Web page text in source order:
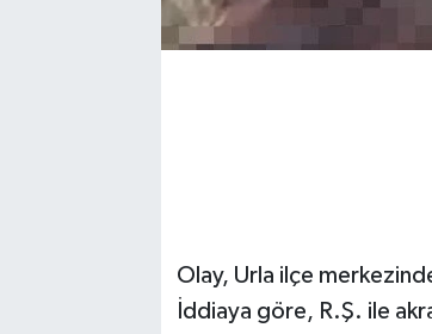
Olay, Urla ilçe
İddiaya göre, R.Ş. ile